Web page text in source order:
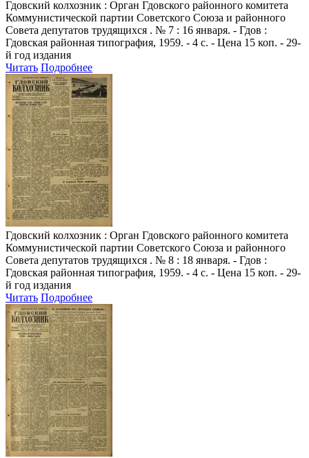
Гдовский колхозник : Орган Гдовского районного комитета
Коммунистической партии Советского Союза и районного
Совета депутатов трудящихся . № 7 : 16 января. - Гдов :
Гдовская районная типография, 1959. - 4 с. - Цена 15 коп. - 29-
й год издания
Читать Подробнее
Гдовский колхозник : Орган Гдовского районного комитета
Коммунистической партии Советского Союза и районного
Совета депутатов трудящихся . № 8 : 18 января. - Гдов :
Гдовская районная типография, 1959. - 4 с. - Цена 15 коп. - 29-
й год издания
Читать Подробнее